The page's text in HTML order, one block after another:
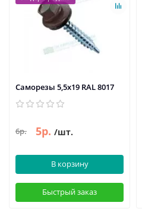
Саморезы 5,5х19 RAL 8017
6р. 5р. /шт.
В корзину
Быстрый заказ